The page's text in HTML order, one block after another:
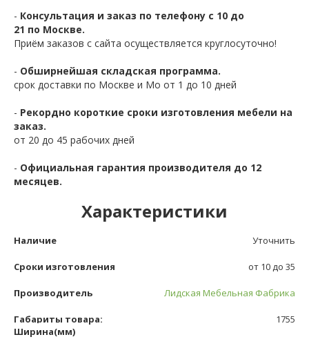
- Консультация и заказ по телефону с 10 до
21 по Москве.
Приём заказов с сайта осуществляется круглосуточно!
- Обширнейшая складская программа.
срок доставки по Москве и Мо от 1 до 10 дней
- Рекордно короткие сроки изготовления мебели на
заказ.
от 20 до 45 рабочих дней
- Официальная гарантия производителя до 12
месяцев.
Характеристики
Наличие Уточнить
Сроки изготовления от 10 до 35
Производитель Лидская Мебельная Фабрика
Габариты товара:
Ширина(мм)
1755